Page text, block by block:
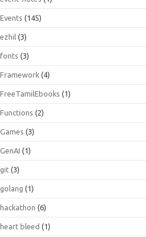
Events (145)
ezhil (3)
fonts (3)
Framework (4)
FreeTamilEbooks (1)
Functions (2)
Games (3)
GenAI (1)
git (3)
golang (1)
hackathon (6)
heart bleed (1)